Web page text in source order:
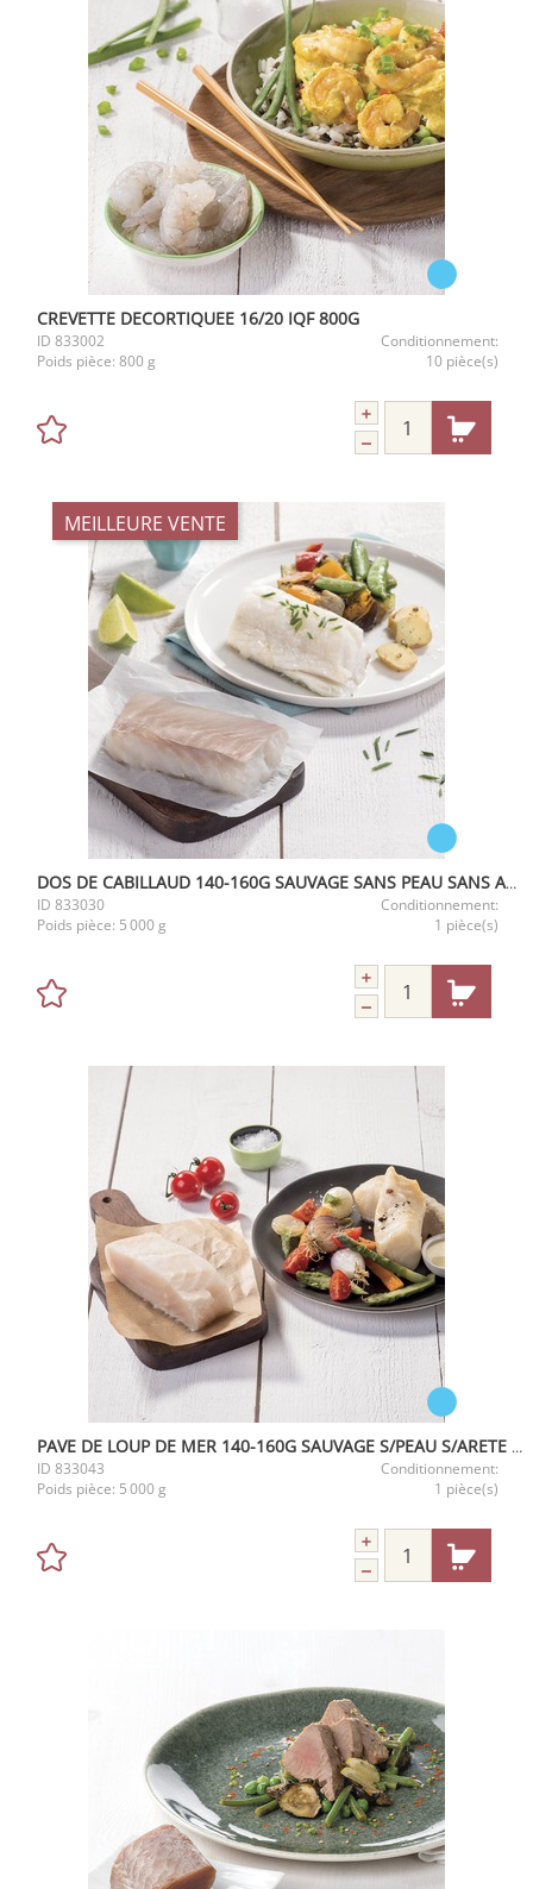
CREVETTE DECORTIQUEE 16/20 IQF 800G
ID 833002
Conditionnement:
Poids pièce: 800 g 10 pièce(s)
MEILLEURE VENTE
DOS DE CABILLAUD 140-160G SAUVAGE SANS PEAU SANS ARETE IQF 5KG
ID 833030
Conditionnement:
Poids pièce: 5 000 g 1 pièce(s)
PAVE DE LOUP DE MER 140-160G SAUVAGE S/PEAU S/ARETE IQF 5KG
ID 833043
Conditionnement:
Poids pièce: 5 000 g 1 pièce(s)